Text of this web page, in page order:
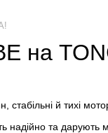
на
й тихі
та дарують